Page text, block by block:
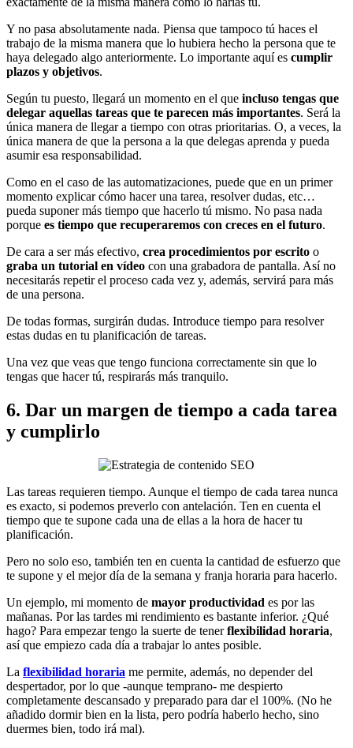
Y no pasa absolutamente nada. Piensa que tampoco tú haces el
trabajo de la misma manera que lo hubiera hecho la persona que te
haya delegado algo anteriormente. Lo importante aquí es cumplir
plazos y objetivos.
Según tu puesto, llegará un momento en el que incluso tengas que
delegar aquellas tareas que te parecen más importantes. Será la
única manera de llegar a tiempo con otras prioritarias. O, a veces, la
única manera de que la persona a la que delegas aprenda y pueda
asumir esa responsabilidad.
Como en el caso de las automatizaciones, puede que en un primer
momento explicar cómo hacer una tarea, resolver dudas, etc…
pueda suponer más tiempo que hacerlo tú mismo. No pasa nada
porque es tiempo que recuperaremos con creces en el futuro.
De cara a ser más efectivo, crea procedimientos por escrito o
graba un tutorial en vídeo con una grabadora de pantalla. Así no
necesitarás repetir el proceso cada vez y, además, servirá para más
de una persona.
De todas formas, surgirán dudas. Introduce tiempo para resolver
estas dudas en tu planificación de tareas.
Una vez que veas que tengo funciona correctamente sin que lo
tengas que hacer tú, respirarás más tranquilo.
6. Dar un margen de tiempo a cada tarea
y cumplirlo
Las tareas requieren tiempo. Aunque el tiempo de cada tarea nunca
es exacto, si podemos preverlo con antelación. Ten en cuenta el
tiempo que te supone cada una de ellas a la hora de hacer tu
planificación.
Pero no solo eso, también ten en cuenta la cantidad de esfuerzo que
te supone y el mejor día de la semana y franja horaria para hacerlo.
Un ejemplo, mi momento de mayor productividad es por las
mañanas. Por las tardes mi rendimiento es bastante inferior. ¿Qué
hago? Para empezar tengo la suerte de tenerflexibilidad horaria,
así que empiezo cada día a trabajar lo antes posible.
La flexibilidad horaria me permite, además, no depender del
despertador, por lo que -aunque temprano- me despierto
completamente descansado y preparado para dar el 100%. (No he
añadido dormir bien en la lista, pero podría haberlo hecho, sino
duermes bien, todo irá mal).